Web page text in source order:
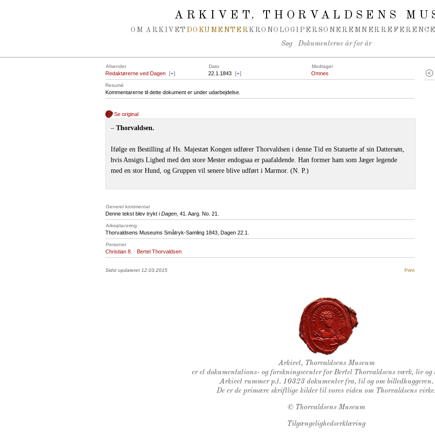
ARKIVET, THORVALDSENS
OM ARKIVET DOKUMENTER KRONOLOGI PERSONER EMNER
Søg Dokumenterne år for år
Afsender Dato Modtager
Redaktørerne ved Dagen [+] 22.1.1843 [+] Omnes
Resumé
Kommentarerne til dette dokument er under udarbejdelse.
Se original
‒ Thorvaldsen.
Ifølge en Bestilling af Hs. Majestæt Kongen udfører Thorvaldsen i denne Tid en Statuette af sin Dattersøn,
hvis Ansigts Lighed med den store Mester endogsaa er paafaldende. Han former ham som Jæger legende
med en stor Hund, og Gruppen vil senere blive udført i Marmor. (N. P.)
Generel kommentar
Denne tekst blev trykt i Dagen , 41. Aarg. No. 21.
Arkivplacering
Thorvaldsens Museums Småtryk-Samling 1843, Dagen 22.1.
Personer
Christian 8. · Bertel Thorvaldsen
Sidst opdateret 12.03.2015 Print
Thorvaldsens Segl
Arkivet, Thorvaldsens Museum
er et dokumentations- og forskningscenter for Bertel Thorvaldsens værk, liv og
Arkivet rummer p.t. 10323 dokumenter fra, til og om billedhuggeren.
De er de primære skriftlige kilder til vores viden om Thorvaldsens virke.
© Thorvaldsens Museum
Tilgængelighedserklæring